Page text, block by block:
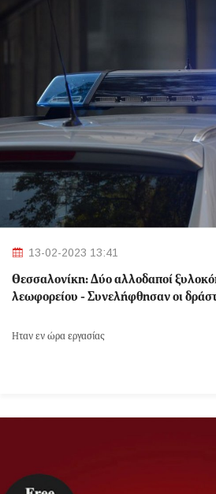
13-02-2023 13:41
Θεσσαλονίκη: Δύο αλλοδαποί
λεωφορείου - Συνελήφθησαν οι
Ήταν εν ώρα εργασίας